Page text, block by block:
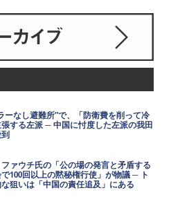
ーなし避難所"で、「防衛費を削って冷
する左派 ─ 中国に忖度した左派の我田
ファウチ氏の「公の場の発言と矛盾する
100回以上の黙秘権行使」が物議 ─ ト
狙いは「中国の責任追及」にある